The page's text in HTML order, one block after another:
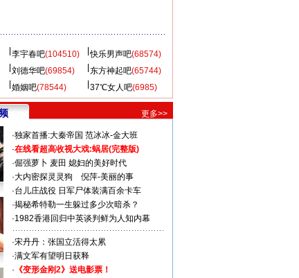
李宇春吧(104510) 快乐男声吧(68574)
刘德华吧(69854) 东方神起吧(65744)
婚姻吧(78544) 37℃女人吧(6985)
更多>>
·独家首播:大秦帝国 范冰冰-金大班
·在线看超高收视大戏:蜗居(完整版)
·倔强萝卜 麦田 媳妇的美好时代
·大内密探灵灵狗
倪萍-美丽的事
·台儿庄战役 日军尸体装满百余卡车
·揭秘希特勒一生躲过多少次暗杀？
·1982香港回归中英谈判鲜为人知内幕
·宋丹丹：张国立活得太累
·满文军有望明日获释
· 《变形金刚2》送电影票！